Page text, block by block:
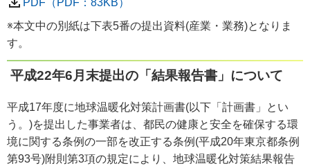
※本文中の別紙は下表5番の提出資料(産業・業務)となりま
す。
平成22年6月末提出の「結果報告書」について
平成17年度に地球温暖化対策計画書(以下「計画書」とい
う。)を提出した事業者は、都民の健康と安全を確保する環
境に関する条例の一部を改正する条例(平成20年東京都条例
第93号)附則第3項の規定により、地球温暖化対策結果報告